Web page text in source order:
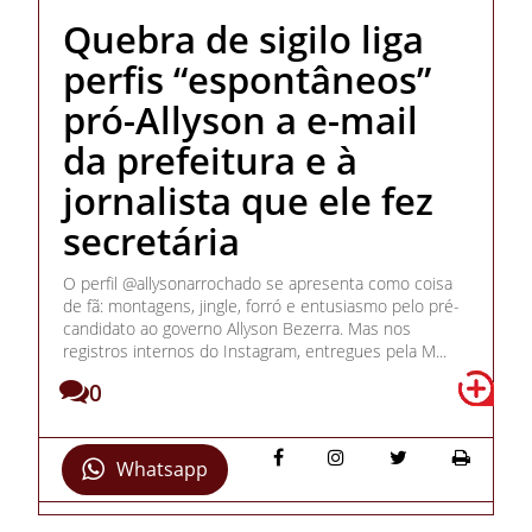
Quebra de sigilo liga
perfis “espontâneos”
pró-Allyson a e-mail
da prefeitura e à
jornalista que ele fez
secretária
O perfil @allysonarrochado se apresenta como coisa
de fã: montagens, jingle, forró e entusiasmo pelo pré-
candidato ao governo Allyson Bezerra. Mas nos
registros internos do Instagram, entregues pela M...
0
Whatsapp